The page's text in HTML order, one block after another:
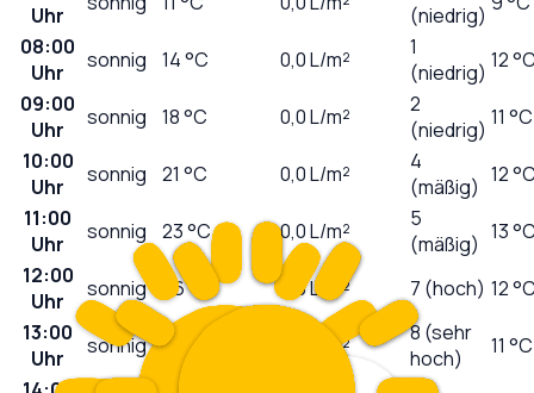
Uhr
(niedrig)
08:00
Uhr
sonnig 14°C 0,0L/m²
1
(niedrig) 12
09:00
Uhr
sonnig 18°C 0,0L/m²
2
(niedrig) 11 °C
10:00
Uhr
sonnig 21 °C 0,0L/m²
4
(mäßig) 12
11:00
Uhr
sonnig 23°C 0,0L/m²
5
(mäßig) 13
12:00
Uhr
sonnig 26°C 0,0L/m² 7 (hoch) 12
13:00
Uhr
sonnig 27 °C L/m²
8 (sehr
hoch)
11 °C